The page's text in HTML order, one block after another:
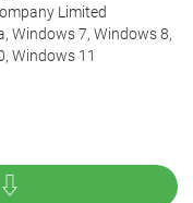
Limited
Windows 7, Windows 8,
Windows 11
⇩